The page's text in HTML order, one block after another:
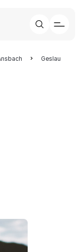
Geslau